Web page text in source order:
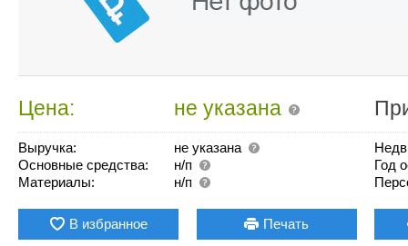
Цена: не указана
Выручка:
не указана
Основные средства:
н/п
Материалы:
н/п
Год
В избранное Печать